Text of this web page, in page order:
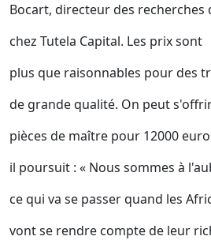
Bocart, directeur des recherches
chez Tutela Capital. Les prix sont
plus que raisonnables pour des
de grande qualité. On peut
pièces de maître pour 12000
il poursuit : « Nous sommes à
ce qui va se passer quand les
vont se rendre compte de leur